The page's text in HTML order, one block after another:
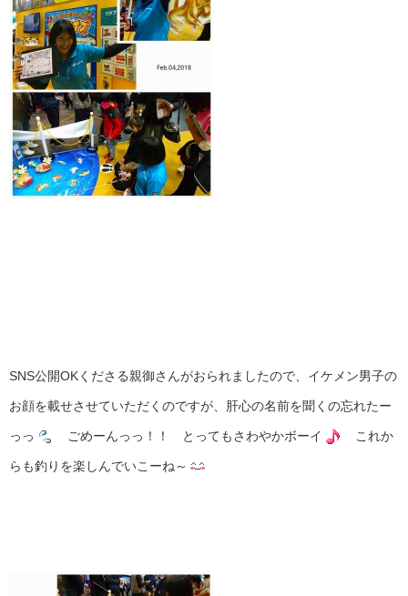
SNS公開OKくださる親御さんがおられましたので、イケメン男子の
お顔を載せさせていただくのですが、肝心の名前を聞くの忘れたー
っっ ごめーんっっ！！ とってもさわやかボーイ これか
らも釣りを楽しんでいこーね～